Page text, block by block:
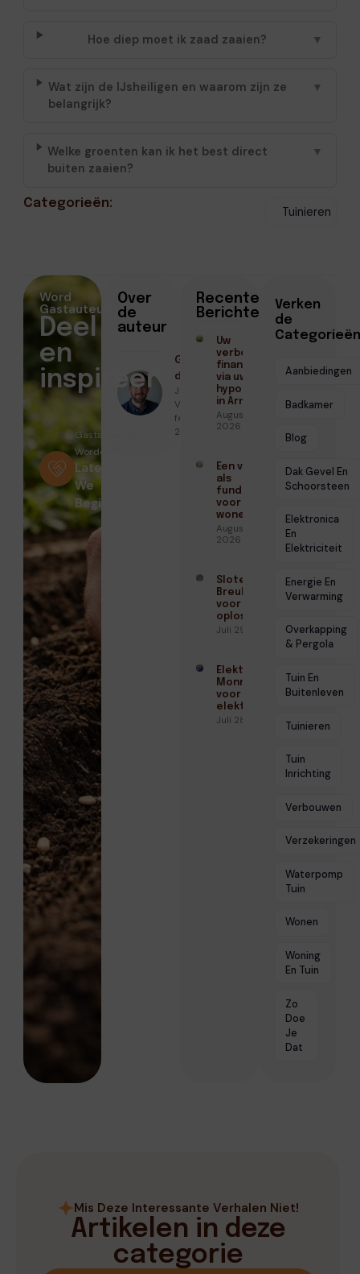
Hoe diep moet ik zaad zaaien? ▼
Wat zijn de IJsheiligen en waarom zijn ze
belangrijk?
▼
Welke groenten kan ik het best direct
buiten zaaien?
▼
Categorieën:
Tuinieren
Over
de
auteur
Geschreven
door
Jeroen van
Vliet ●
februari 9,
2026
Recente
Berichten
Uw
verbouwing
financieren
via uw
hypotheek
in Arnhem
Augustus 3,
2026
Een vloer
als
fundament
voor blits
wonen
Augustus 3,
2026
Slotenmaker
Breukelen
voor veilige
oplossingen
Juli 29, 2026
Elektricien
Monnickendam
voor veilige
elektra
Juli 28, 2026
Verken
de
Categorieën
Aanbiedingen
Badkamer
Blog
Dak Gevel En
Schoorsteen
Elektronica
En
Elektriciteit
Energie En
Verwarming
Overkapping
& Pergola
Tuin En
Buitenleven
Tuinieren
Tuin
Inrichting
Verbouwen
Verzekeringen
Waterpomp
Tuin
Wonen
Woning
En Tuin
Zo
Doe
Je
Dat
Word
Gastauteur
Deel
en
inspireer
Gastschrijver
Worden?
Laten
We
Beginnen
Mis Deze Interessante Verhalen Niet!
Artikelen in deze
categorie